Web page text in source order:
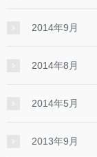
2014年9月
2014年8月
2014年5月
2013年9月